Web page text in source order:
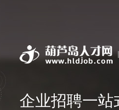
企业招聘一站